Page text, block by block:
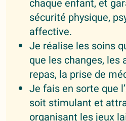
chaque enfant, et
sécurité physique,
affective.
Je réalise les soins
que les changes, les
repas, la prise de
Je fais en sorte que
soit stimulant et
organisant les jeux